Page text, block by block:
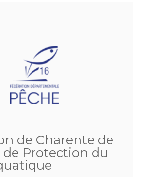
de Charente de
de Protection du